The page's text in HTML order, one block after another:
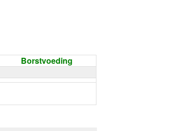
Borstvoeding